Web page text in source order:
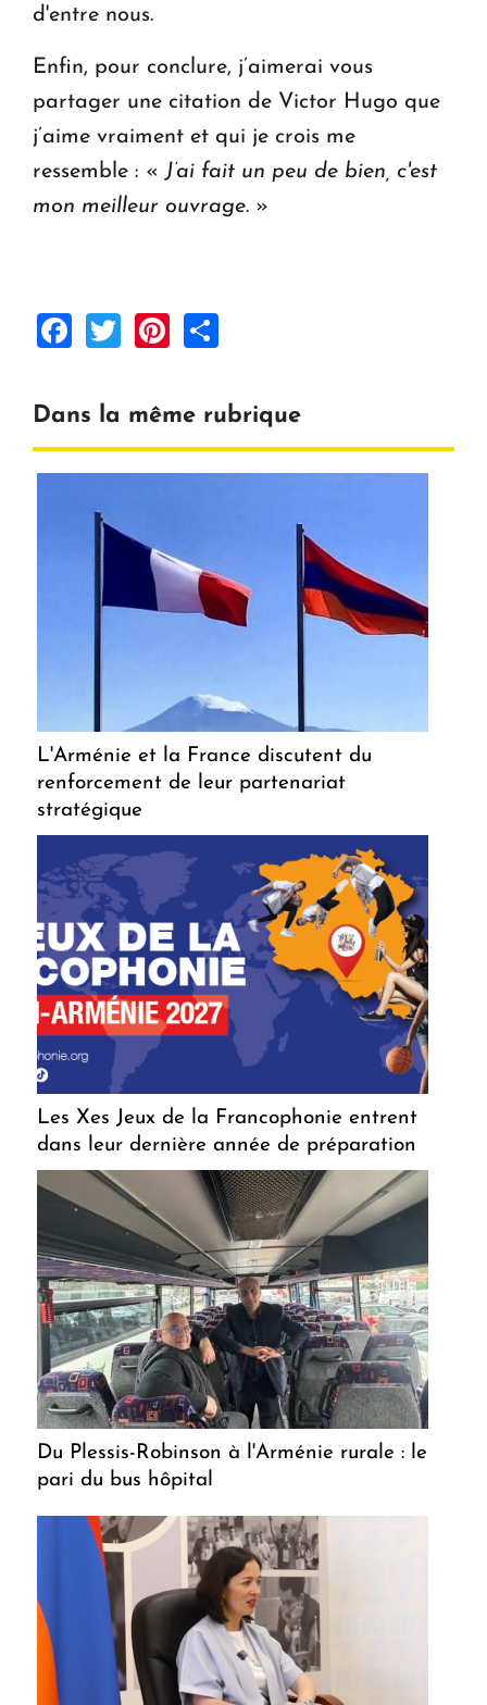
d'entre nous.
Enfin, pour conclure, j’aimerai vous
partager une citation de Victor Hugo que
j’aime vraiment et qui je crois me
ressemble : « J’ai fait un peu de bien, c'est
mon meilleur ouvrage. »
Facebook
TwitterPinterest
Dans la même rubrique
L'Arménie et la France discutent du
renforcement de leur partenariat
stratégique
Les Xes Jeux de la Francophonie entrent
dans leur dernière année de préparation
Du Plessis-Robinson à l'Arménie rurale : le
pari du bus hôpital